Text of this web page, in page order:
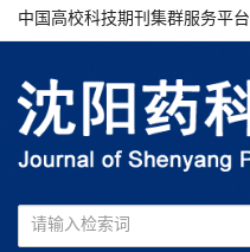
中国高校科技期刊集群服务平台